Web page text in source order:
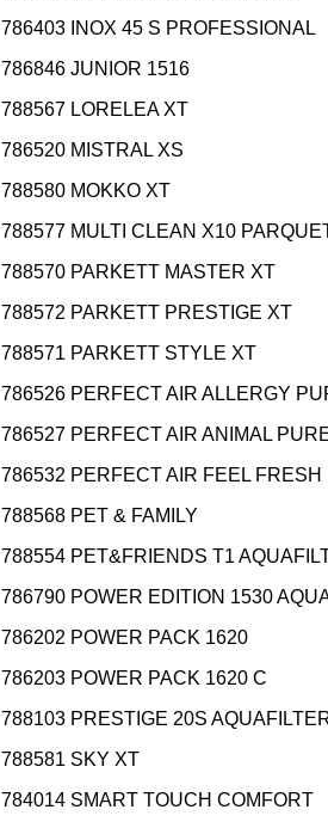
786403 INOX 45 S PROFESSIONAL
786846 JUNIOR 1516
788567 LORELEA XT
786520 MISTRAL XS
788580 MOKKO XT
788577 MULTI CLEAN X10
788570 PARKETT MASTER XT
788572 PARKETT PRESTIGE XT
788571 PARKETT STYLE XT
786526 PERFECT AIR ALLERGY
786527 PERFECT AIR ANIMAL
786532 PERFECT AIR FEEL FRESH
788568 PET & FAMILY
788554 PET&FRIENDS T1
786790 POWER EDITION 1530
786202 POWER PACK 1620
786203 POWER PACK 1620 C
788103 PRESTIGE 20S
788581 SKY XT
784014 SMART TOUCH COMFORT